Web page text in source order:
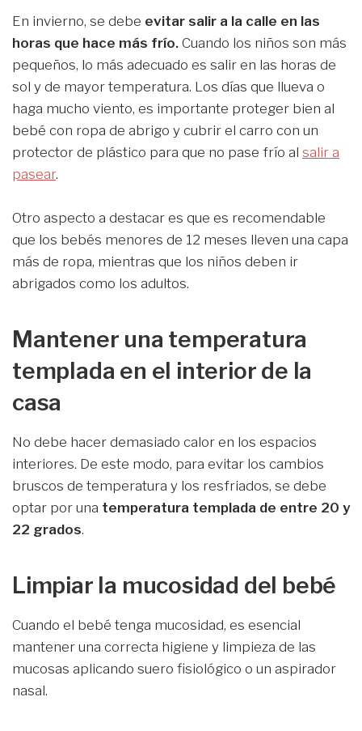
En invierno, se debe evitar salir a la calle en las
horas que hace más frío. Cuando los niños son más
pequeños, lo más adecuado es salir en las horas de
sol y de mayor temperatura. Los días que llueva o
haga mucho viento, es importante proteger bien al
bebé con ropa de abrigo y cubrir el carro con un
protector de plástico para que no pase frío al salir a
pasear.
Otro aspecto a destacar es que es recomendable
que los bebés menores de 12 meses lleven una capa
más de ropa, mientras que los niños deben ir
abrigados como los adultos.
Mantener una temperatura
templada en el interior de la
casa
No debe hacer demasiado calor en los espacios
interiores. De este modo, para evitar los cambios
bruscos de temperatura y los resfriados, se debe
optar por una temperatura templada de entre 20 y
22 grados.
Limpiar la mucosidad del bebé
Cuando el bebé tenga mucosidad, es esencial
mantener una correcta higiene y limpieza de las
mucosas aplicando suero fisiológico o un aspirador
nasal.